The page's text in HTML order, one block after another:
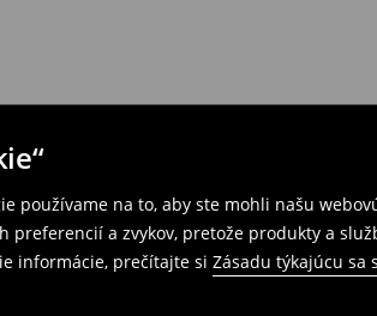
používame na to, aby ste mohli našu
preferencií a zvykov, pretože produkty a
informácie, prečítajte si Zásadu týkajúcu sa